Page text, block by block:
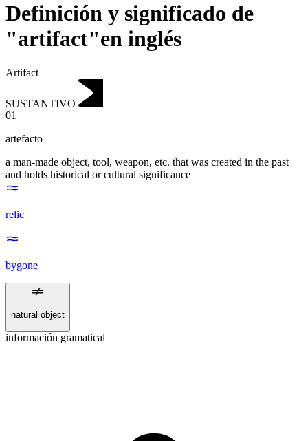
Definición y significado de
"artifact"en inglés
Artifact
SUSTANTIVO
01
artefacto
a man-made object, tool, weapon, etc. that was created in the past
and holds historical or cultural significance
relic
bygone
natural object
información gramatical